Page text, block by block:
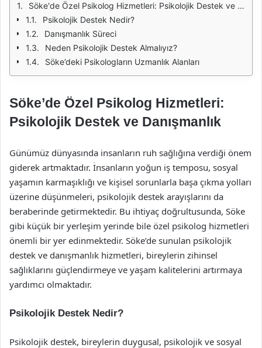
Söke'de Özel Psikolog Hizmetleri: Psikolojik Destek ve Danışmanlık
Psikolojik Destek Nedir?
Danışmanlık Süreci
Neden Psikolojik Destek Almalıyız?
Söke’deki Psikologların Uzmanlık Alanları
Söke’de Özel Psikolog Hizmetleri:
Psikolojik Destek ve Danışmanlık
Günümüz dünyasında insanların ruh sağlığına verdiği önem
giderek artmaktadır. İnsanların yoğun iş temposu, sosyal
yaşamın karmaşıklığı ve kişisel sorunlarla başa çıkma yolları
üzerine düşünmeleri, psikolojik destek arayışlarını da
beraberinde getirmektedir. Bu ihtiyaç doğrultusunda, Söke
gibi küçük bir yerleşim yerinde bile özel psikolog hizmetleri
önemli bir yer edinmektedir. Söke’de sunulan psikolojik
destek ve danışmanlık hizmetleri, bireylerin zihinsel
sağlıklarını güçlendirmeye ve yaşam kalitelerini artırmaya
yardımcı olmaktadır.
Psikolojik Destek Nedir?
Psikolojik destek, bireylerin duygusal, psikolojik ve sosyal